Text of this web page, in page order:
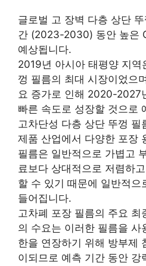
글로벌 고 장벽 다층 상단
간 (2023-2030) 동안 높은
예상됩니다.
2019년 아시아 태평양 지역
껑 필름의 최대 시장이었으
요 증가로 인해 2020-2027
빠른 속도로 성장할 것으로
고차단성 다층 상단 뚜껑 필
제품 산업에서 다양한 포장
필름은 일반적으로 가볍고
료보다 상대적으로 저렴하
할 수 있기 때문에 일반적으
들어집니다.
고차폐 포장 필름의 주요 최
의 수요는 이러한 필름을 사
한을 연장하기 위해 방부제
이되므로 예측 기간 동안 강